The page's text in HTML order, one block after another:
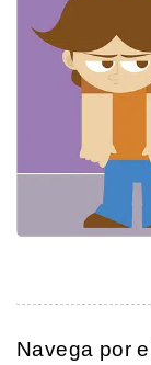
Navega por